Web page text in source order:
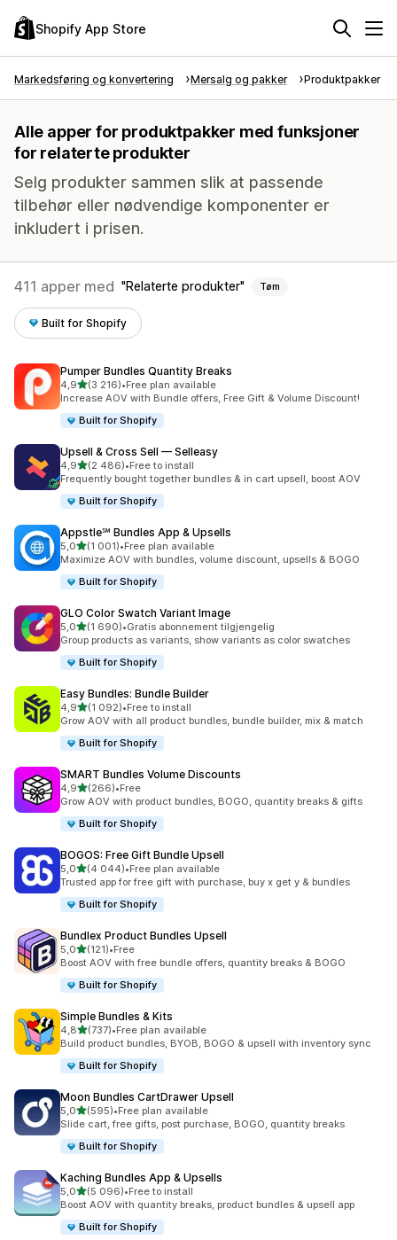
Shopify App Store
Markedsføring og konvertering Mersalg og pakker Produktpakker
Alle apper for produktpakker med funksjoner
for relaterte produkter
Selg produkter sammen slik at passende
tilbehør eller nødvendige komponenter er
inkludert i prisen.
411 apper med Relaterte produkter Tøm
Built for Shopify
Pumper Bundles Quantity Breaks
4,9av 5 stjerner
(3 216)
Totalt 3216 omtaler
•Free plan available
Increase AOV with Bundle offers, Free Gift & Volume Discount!
Built for Shopify
Upsell & Cross Sell — Selleasy
4,9av 5 stjerner
(2 486)
Totalt 2486 omtaler
•Free to install
Frequently bought together bundles & in cart upsell, boost AOV
Built for Shopify
Appstle℠ Bundles App & Upsells
5,0av 5 stjerner
(1 001)
Totalt 1001 omtaler
•Free plan available
Maximize AOV with bundles, volume discount, upsells & BOGO
Built for Shopify
GLO Color Swatch Variant Image
5,0av 5 stjerner
(1 690)
Totalt 1690 omtaler
•Gratis abonnement tilgjengelig
Group products as variants, show variants as color swatches
Built for Shopify
Easy Bundles: Bundle Builder
4,9av 5 stjerner
(1 092)
Totalt 1092 omtaler
•Free to install
Grow AOV with all product bundles, bundle builder, mix & match
Built for Shopify
SMART Bundles Volume Discounts
4,9av 5 stjerner
(266)
Totalt 266 omtaler
•Free
Grow AOV with product bundles, BOGO, quantity breaks & gifts
Built for Shopify
BOGOS: Free Gift Bundle Upsell
5,0av 5 stjerner
(4 044)
Totalt 4044 omtaler
•Free plan available
Trusted app for free gift with purchase, buy x get y & bundles
Built for Shopify
Bundlex Product Bundles Upsell
5,0av 5 stjerner
(121)
Totalt 121 omtaler
•Free
Boost AOV with free bundle offers, quantity breaks & BOGO
Built for Shopify
Simple Bundles & Kits
4,8av 5 stjerner
(737)
Totalt 737 omtaler
•Free plan available
Build product bundles, BYOB, BOGO & upsell with inventory sync
Built for Shopify
Moon Bundles CartDrawer Upsell
5,0av 5 stjerner
(595)
Totalt 595 omtaler
•Free plan available
Slide cart, free gifts, post purchase, BOGO, quantity breaks
Built for Shopify
Kaching Bundles App & Upsells
5,0av 5 stjerner
(5 096)
Totalt 5096 omtaler
•Free to install
Boost AOV with quantity breaks, product bundles & upsell app
Built for Shopify